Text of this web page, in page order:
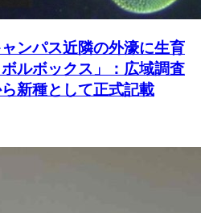
ンパス近隣の外濠に生育
ルボックス」：広域調査
新種として正式記載